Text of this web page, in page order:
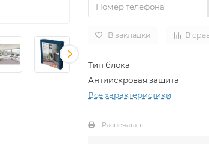
В закладки В
Тип блока
Антиискровая защита
Все характеристики
Распечатать